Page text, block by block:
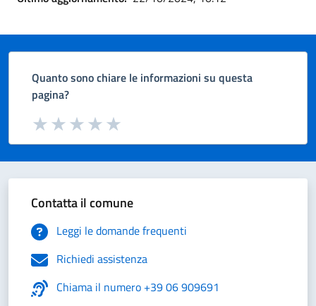
Quanto sono chiare le informazioni su questa
pagina?
Valuta da 1 a 5 stelle la pagina
Valuta 5 stelle su 5
Valuta 4 stelle su 5
Valuta 3 stelle su 5
Valuta 2 stelle su 5
Valuta 1 stelle su 5
Contatta il comune
Leggi le domande frequenti
Richiedi assistenza
Chiama il numero +39 06 909691